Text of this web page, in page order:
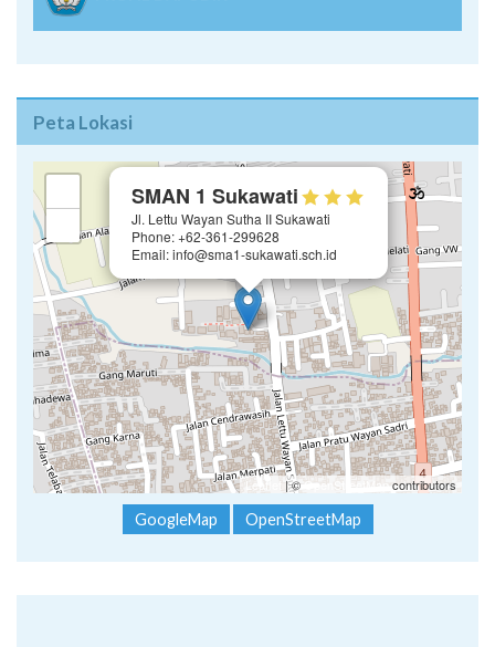
Peta Lokasi
SMAN 1 Sukawati
Jl. Lettu Wayan Sutha II Sukawati
Phone: +62-361-299628
Email: info@sma1-sukawati.sch.id
Leaflet | ©OpenStreetMap contributors
GoogleMap OpenStreetMap